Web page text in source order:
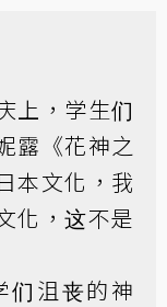
上，学生们
露《花神之
本文化，我
化，这不是
们沮丧的神